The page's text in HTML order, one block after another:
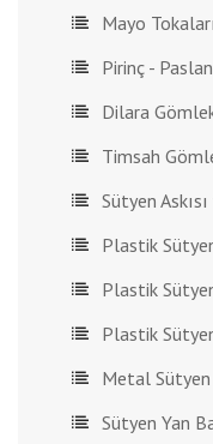
Mayo Tokaları
Pirinç -
Dilara
Timsah
Sütyen
Plastik
Plastik
Plastik
Metal Sütyen
Sütyen Yan